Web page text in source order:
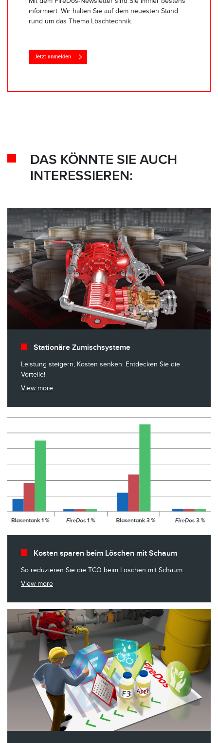
informiert. Wir halten Sie auf dem neuesten Stand
rund um das Thema Löschtechnik.
Jetzt anmelden
DAS KÖNNTE SIE AUCH
INTERESSIEREN:
Stationäre Zumischsysteme
Leistung steigern, Kosten senken: Entdecken Sie die
Vorteile!
View more
Kosten sparen beim Löschen mit Schaum
So reduzieren Sie die TCO beim Löschen mit Schaum.
View more